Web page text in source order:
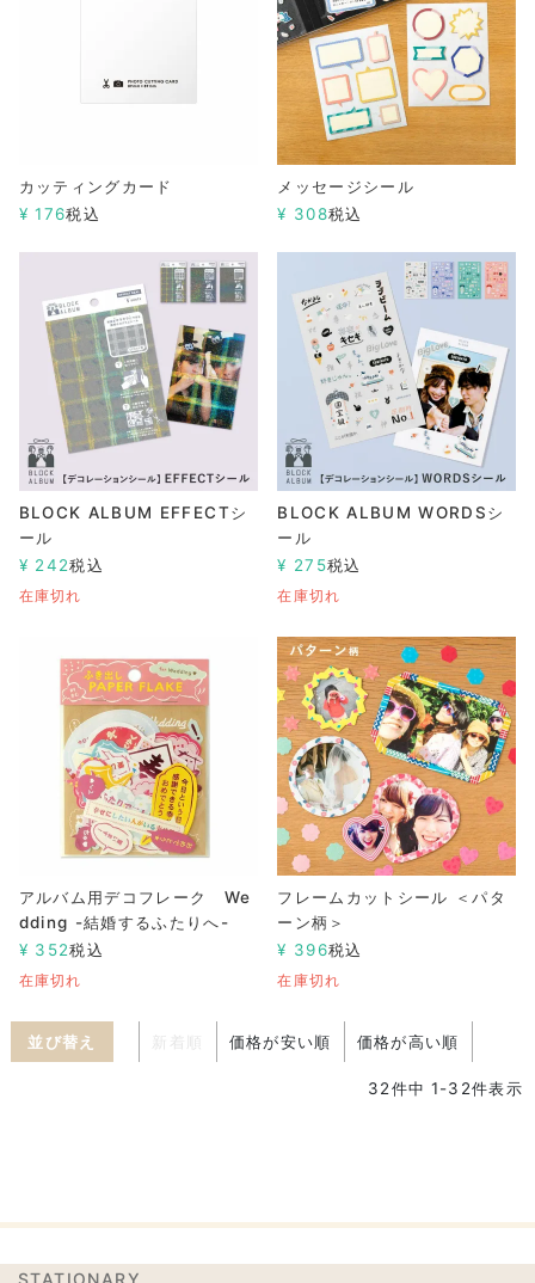
カッティングカード
¥ 176税込
メッセージシール
¥ 308税込
BLOCK ALBUM EFFECTシ
ール
¥ 242税込
在庫切れ
BLOCK ALBUM WORDSシ
ール
¥ 275税込
在庫切れ
アルバム用デコフレーク We
dding -結婚するふたりへ-
¥ 352税込
在庫切れ
フレームカットシール ＜パタ
ーン柄＞
¥ 396税込
在庫切れ
並び替え 価格が安い順 価格が高い順
32件中 1-32件表示
STATIONARY